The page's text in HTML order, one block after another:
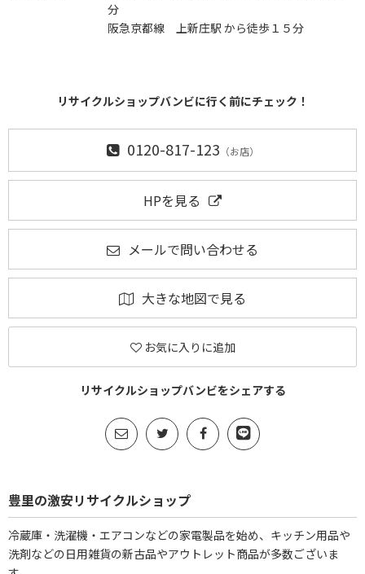
分
阪急京都線 上新庄駅 から徒歩１５分
リサイクルショップバンビに行く前にチェック！
0120-817-123 （お店）
HPを見る
メールで問い合わせる
大きな地図で見る
お気に入りに追加
リサイクルショップバンビをシェアする
豊里の激安リサイクルショップ
冷蔵庫・洗濯機・エアコンなどの家電製品を始め、キッチン用品や
洗剤などの日用雑貨の新古品やアウトレット商品が多数ございま